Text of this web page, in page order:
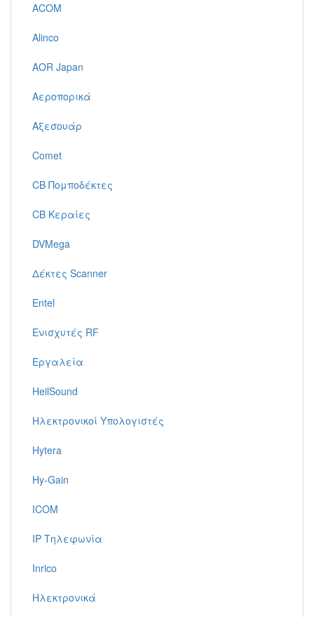
ACOM
Alinco
AOR Japan
Αεροπορικά
Αξεσουάρ
Comet
CB Πομποδέκτες
CB Κεραίες
DVMega
Δέκτες Scanner
Entel
Ενισχυτές RF
Εργαλεία
HeilSound
Ηλεκτρονικοί Υπολογιστές
Hytera
Hy-Gain
ICOM
IP Τηλεφωνία
Inrico
Ηλεκτρονικά